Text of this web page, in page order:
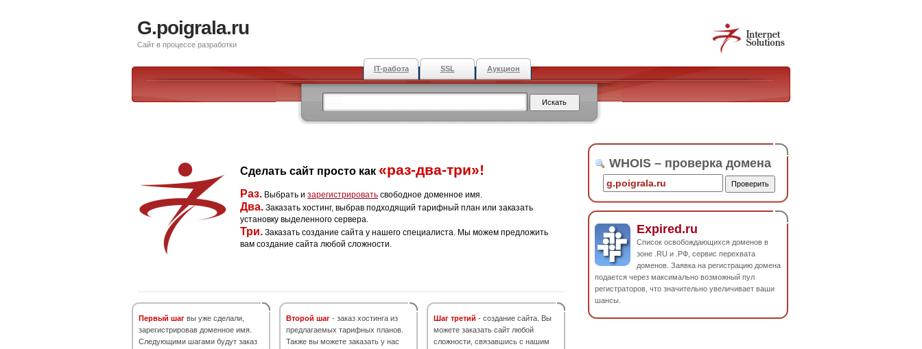
G.poigrala.ru
Сайт в процессе разработки
IT-работа SSL Аукцион
Сделать сайт просто как «раз-два-три»!
Раз. Выбрать и зарегистрировать свободное доменное имя.
Два. Заказать хостинг, выбрав подходящий тарифный план или заказать
установку выделенного сервера.
Три. Заказать создание сайта у нашего специалиста. Мы можем предложить
вам создание сайта любой сложности.
Первый шаг вы уже сделали,
зарегистрировав доменное имя.
Следующими шагами будут заказ
Второй шаг - заказ хостинга из
предлагаемых тарифных планов.
Также вы можете заказать у нас
Шаг третий - создание сайта. Вы
можете заказать сайт любой
сложности, связавшись с нашим
WHOIS – проверка домена
Expired.ru
Список освобождающихся доменов в
зоне .RU и .РФ, сервис перехвата
доменов. Заявка на регистрацию домена
подается через максимально возможный пул
регистраторов, что значительно увеличивает ваши
шансы.